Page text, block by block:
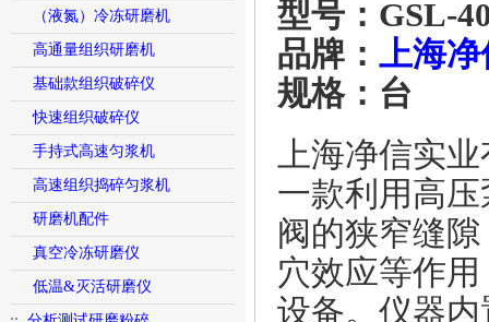
（液氮）冷冻研磨机
高通量组织研磨机
基础款组织破碎仪
快速组织破碎仪
手持式高速匀浆机
高速组织捣碎匀浆机
研磨机配件
真空冷冻研磨仪
低温&灭活研磨仪
型号：GSL-
品牌： 上海净
规格：台
上海净信实
一款利用高
阀的狭窄缝
穴效应等作
设备。仪器